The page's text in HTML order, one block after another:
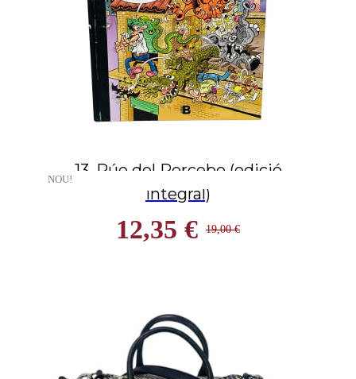
NOU! 13, Rúe del Percebe (edició
integral)
19,00 €
12,35 €